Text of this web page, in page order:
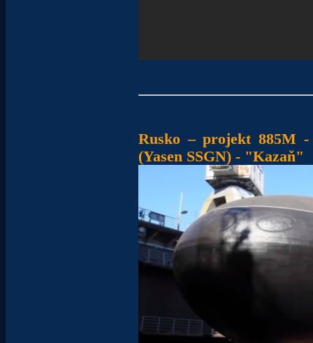
Rusko – projekt 885M
(Yasen SSGN) - "Kazaň"